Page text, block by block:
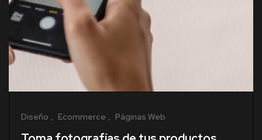
Diseño Ecommerce Páginas Web